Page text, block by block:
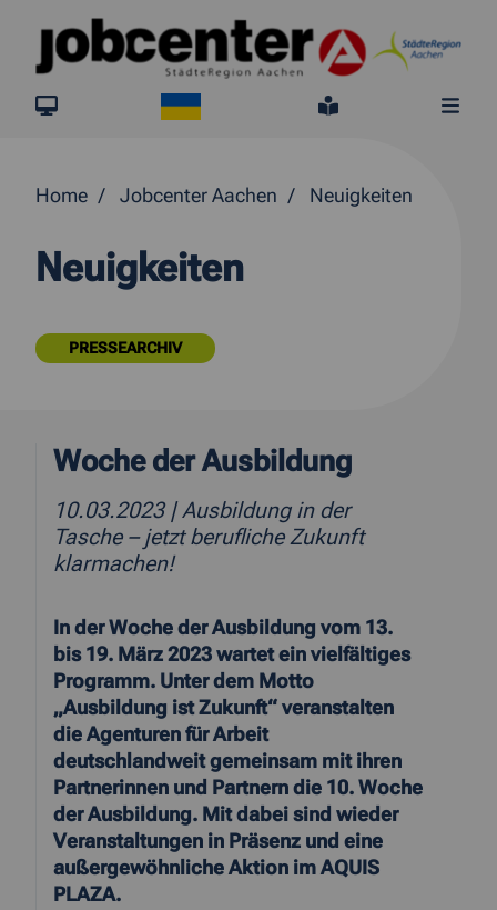
Springe direkt zum Inhalt
jobcenter.digital
Leichte
Home Jobcenter Aachen Neuigkeiten
Neuigkeiten
PRESSEARCHIV
Woche der Ausbildung
10.03.2023 | Ausbildung in der
Tasche – jetzt berufliche Zukunft
klarmachen!
In der Woche der Ausbildung vom 13.
bis 19. März 2023 wartet ein vielfältiges
Programm. Unter dem Motto
„Ausbildung ist Zukunft“ veranstalten
die Agenturen für Arbeit
deutschlandweit gemeinsam mit ihren
Partnerinnen und Partnern die 10. Woche
der Ausbildung. Mit dabei sind wieder
Veranstaltungen in Präsenz und eine
außergewöhnliche Aktion im AQUIS
PLAZA.